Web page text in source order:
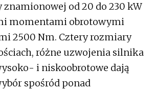
od 20 do 230 kW
momentami obrotowymi
2500 Nm. Cztery rozmiary
różne uzwojenia silnika
i niskoobrotowe dają
spośród ponad